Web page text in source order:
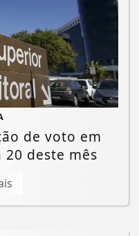
de voto em
deste mês